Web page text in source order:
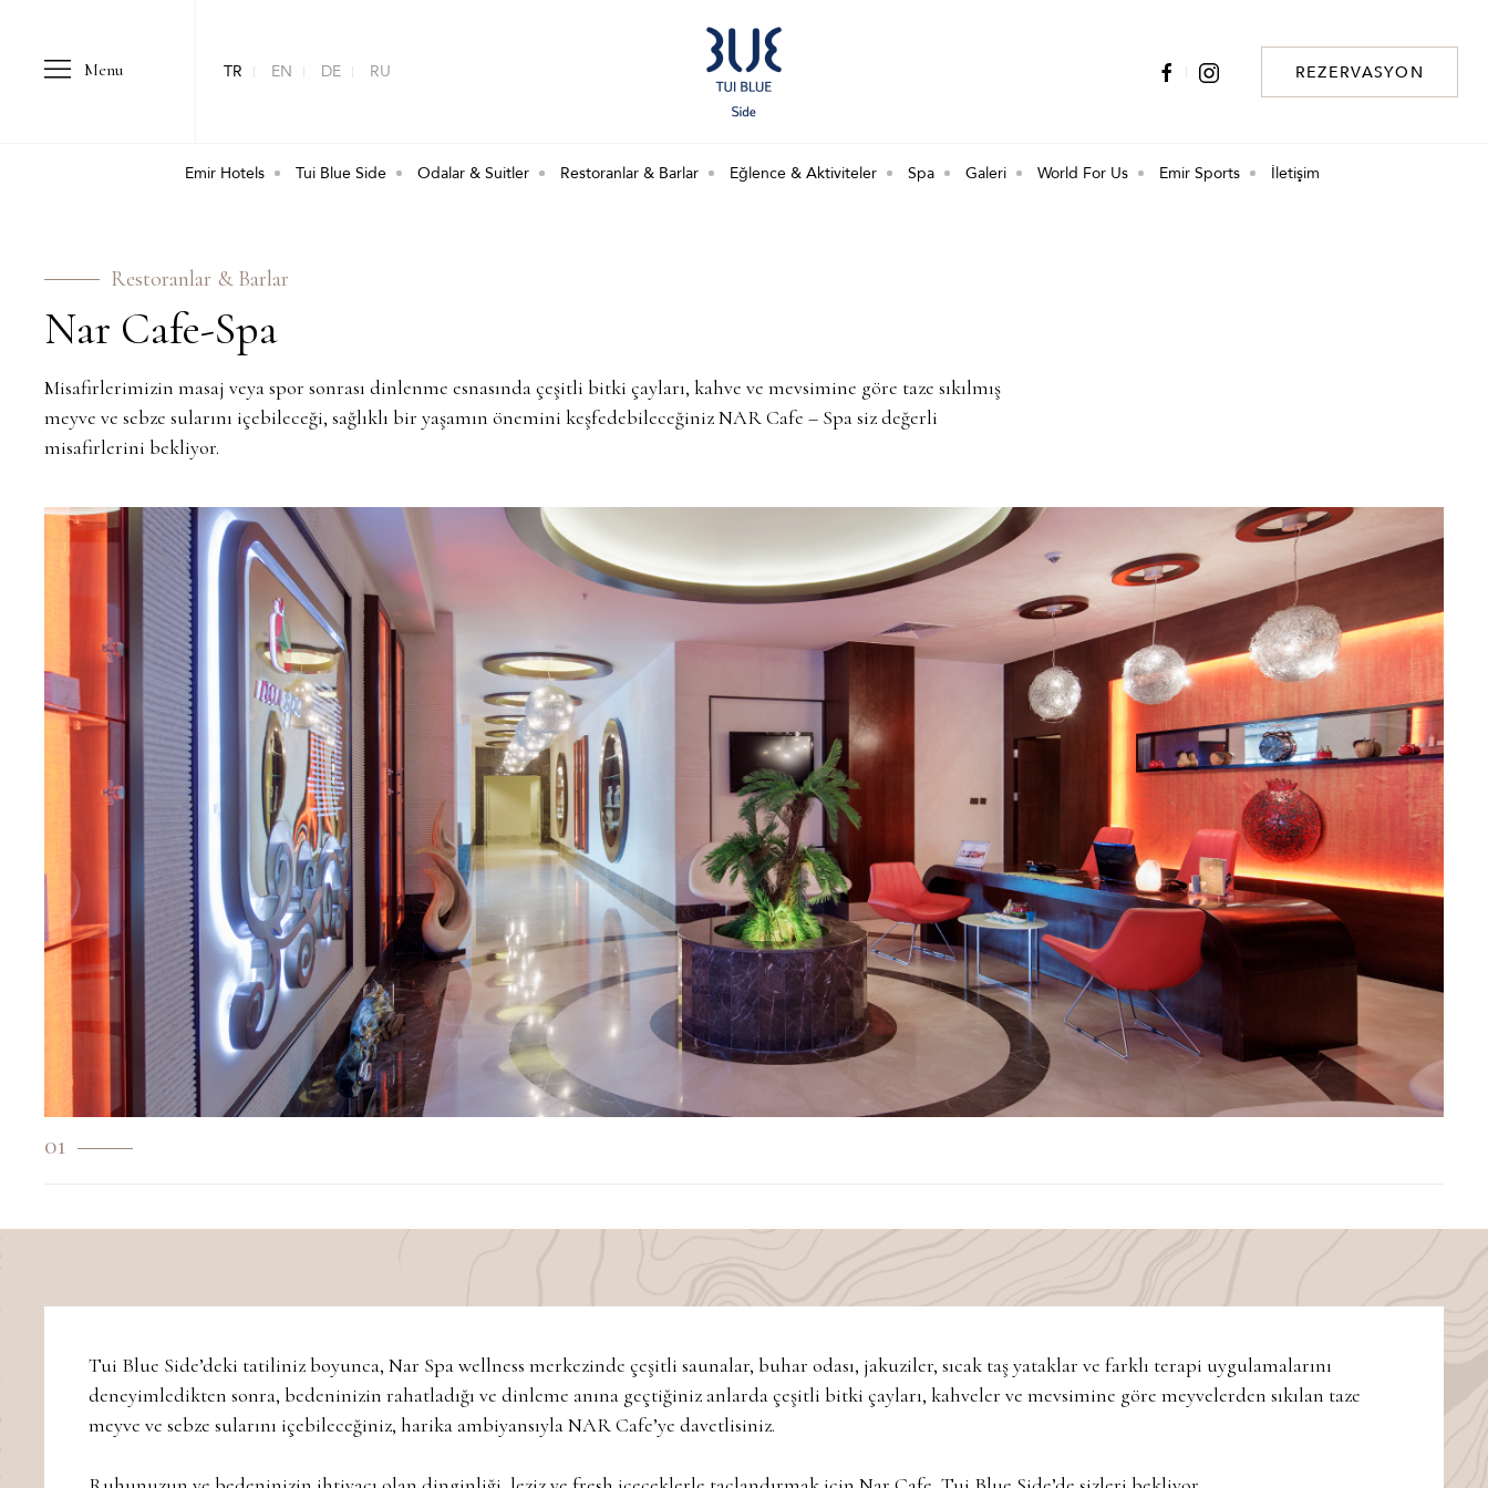
Menu TR EN DE RU REZERVASYON
Emir Hotels Tui Blue Side Odalar & Suitler Restoranlar & Barlar Eğlence & Aktiviteler Spa Galeri World For Us Emir Sports İletişim
Restoranlar & Barlar
⁠Nar Cafe-Spa
Misafirlerimizin masaj veya spor sonrası dinlenme esnasında çeşitli bitki çayları, kahve ve mevsimine göre taze sıkılmış
meyve ve sebze sularını içebileceği, sağlıklı bir yaşamın önemini keşfedebileceğiniz NAR Cafe – Spa siz değerli
misafirlerini bekliyor.
01
Tui Blue Side’deki tatiliniz boyunca, Nar Spa wellness merkezinde çeşitli saunalar, buhar odası, jakuziler, sıcak taş yataklar ve farklı terapi uygulamalarını
deneyimledikten sonra, bedeninizin rahatladığı ve dinleme anına geçtiğiniz anlarda çeşitli bitki çayları, kahveler ve mevsimine göre meyvelerden sıkılan taze
meyve ve sebze sularını içebileceğiniz, harika ambiyansıyla NAR Cafe’ye davetlisiniz.